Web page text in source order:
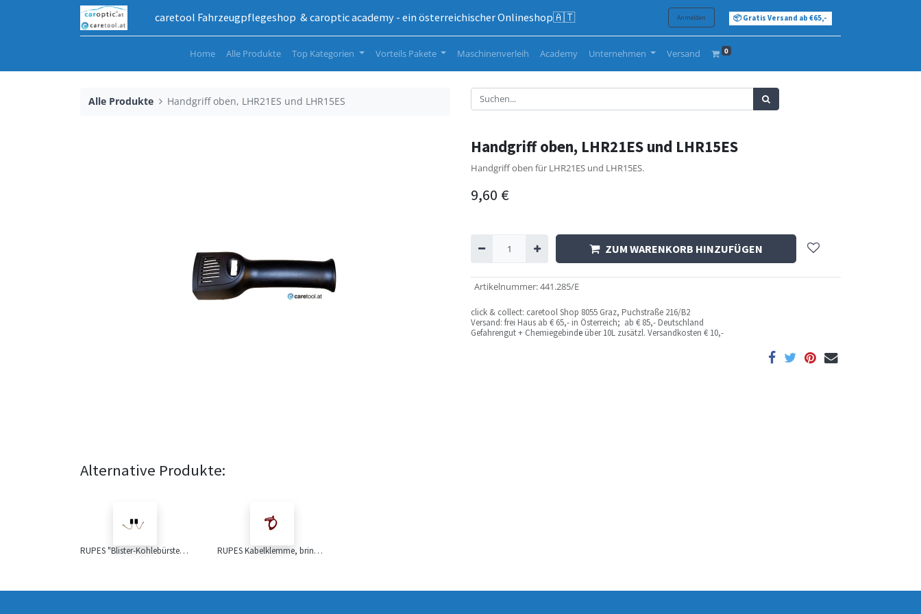
caretool Fahrzeugpflegeshop & caroptic academy - ein österreichischer Onlineshop🇦🇹 Anmelden 📦 Gratis Versand ab €65,-
Home Alle Produkte Top Kategorien Vorteils Pakete Maschinenverleih Academy Unternehmen Versand 0
Alle Produkte Handgriff oben, LHR21ES und LHR15ES
Handgriff oben, LHR21ES und LHR15ES
Handgriff oben für LHR21ES und LHR15ES.
9,60 €
ZUM WARENKORB HINZUFÜGEN
Artikelnummer:441.285/E
click & collect: caretool Shop 8055 Graz, Puchstraße 216/B2
Versand: frei Haus ab € 65,- in Österreich; ab € 85,- Deutschland
Gefahrengut + Chemiegebinde über 10L zusätzl. Versandkosten € 10,-
Alternative Produkte:
RUPES "Blister-Kohlebürsten, 2 Stk. RUPES Kabelklemme, bringt Ordnung bei Kabeln